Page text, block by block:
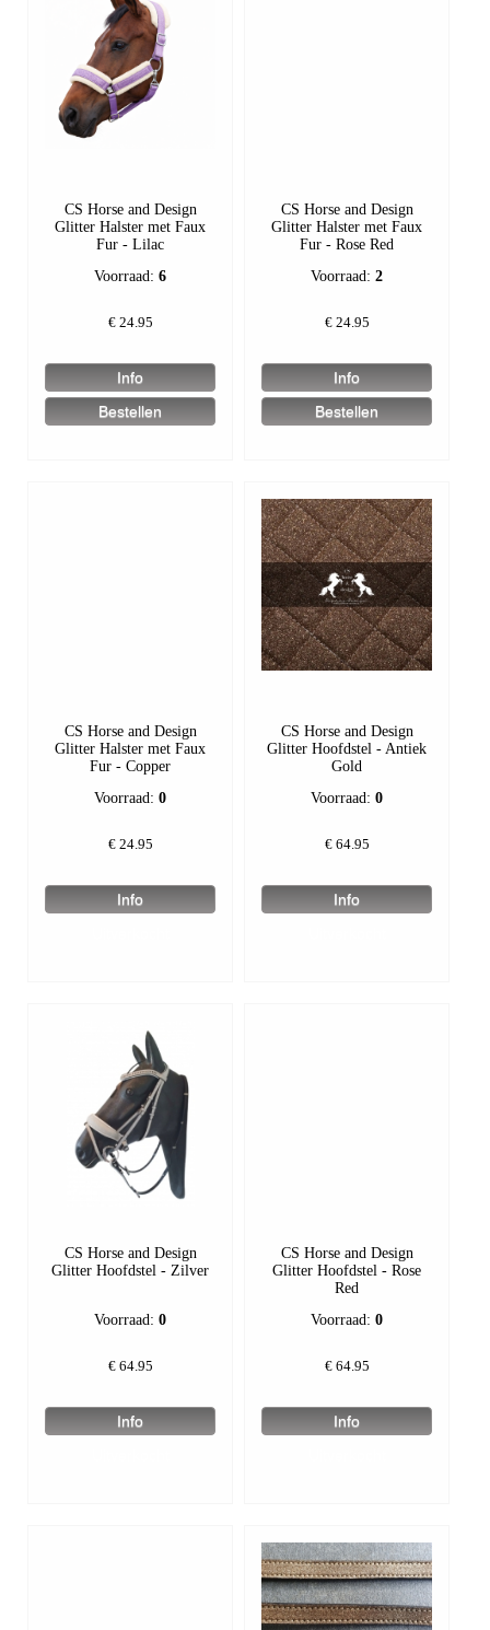
CS Horse and Design
Glitter Halster met Faux
Fur - Lilac
Voorraad:6
€ 24.95
CS Horse and Design
Glitter Halster met Faux
Fur - Rose Red
Voorraad:2
€ 24.95
CS Horse and Design
Glitter Halster met Faux
Fur - Copper
Voorraad:0
€ 24.95
CS Horse and Design
Glitter Hoofdstel - Antiek
Gold
Voorraad:0
€ 64.95
CS Horse and Design
Glitter Hoofdstel - Zilver
Voorraad:0
€ 64.95
CS Horse and Design
Glitter Hoofdstel - Rose
Red
Voorraad:0
€ 64.95